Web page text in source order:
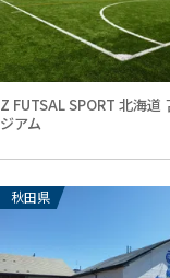
Z FUTSAL SPORT 北海道
ジアム
秋田県